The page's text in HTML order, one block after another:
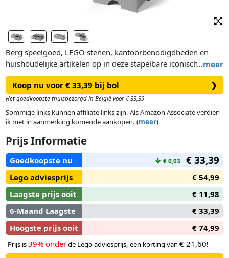
…meer
Berg speelgoed, LEGO stenen, kantoorbenodigdheden en
huishoudelijke artikelen op in deze stapelbare iconische
LEGO® 5005720 Steengrijze opslagsteen met 8 noppen en 2
lades. Deze handige opslagsteen met 2 opbergruimtes en
lades kan op een bureau, op een plank of op de vloer worden
geplaatst.
Met de enorme LEGO noppen kun je meerdere LEGO
verschillende kleuren. Zo kun je ze door elkaar gebruiken en
stapelen om elke kamer of kantoor op te fleuren.
Koop nu voor € 33,39 bij bol ❯
Het goedkoopste thuisbezorgd in België voor € 33,39
Sommige links kunnen affiliate links zijn. Als Amazon Associate verdien
ik met in aanmerking komende aankopen. (meer)
Prijs Informatie
Goedkoopste nu ↓ € 0,03 € 33,39
Lego adviesprijs
€ 54,99
Laagste prijs ooit
€ 11,98
6-Maand Laagste
€ 33,39
Hoogste prijs ooit
€ 74,99
Prijs is39% onderde Lego adviesprijs, een korting van € 21,60!